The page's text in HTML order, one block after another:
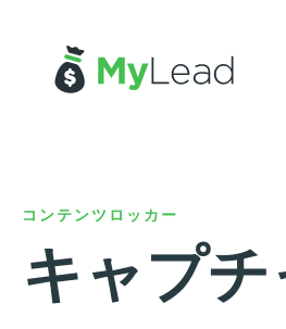
コンテンツロッカー
キャプ